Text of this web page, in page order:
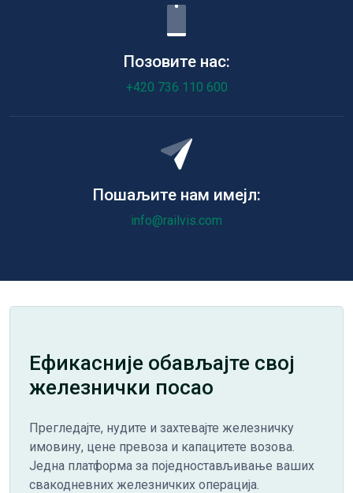
Позовите нас:
+420 736 110 600
Пошаљите нам имејл:
info@railvis.com
Ефикасније обављајте свој
железнички посао
Прегледајте, нудите и захтевајте железничку
имовину, цене превоза и капацитете возова.
Једна платформа за поједностављивање ваших
свакодневних железничких операција.